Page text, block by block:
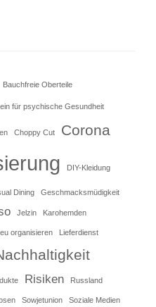
Bauchfreie Oberteile
für psychische Gesundheit
Choppy Cut Corona
DIY-Kleidung
Dining Geschmacksmüdigkeit
Jelzin Karohemden
organisieren Lieferdienst
Risiken Russland
Sowjetunion Soziale Medien